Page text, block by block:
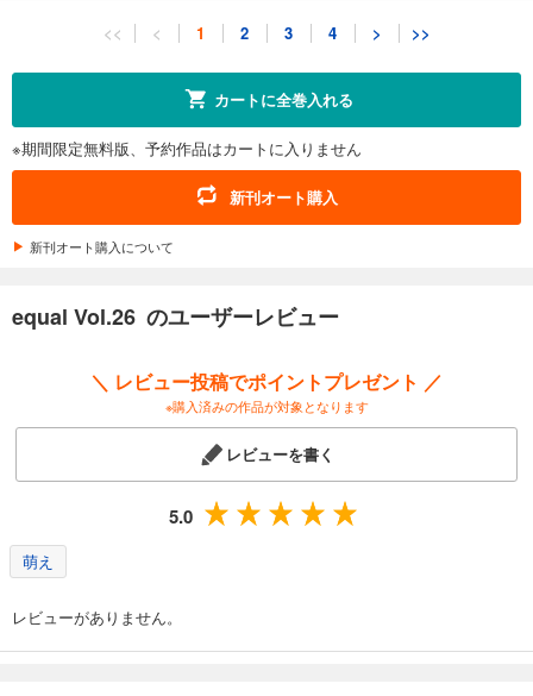
equal vol.106β
カート
試し読み
あらすじを表示する
equal vol.106α
550円 (税込)
あらすじを表示する
660 円 (税込)
あらすじを表示する
equal vol.105α
あらすじを表示する
<< < 1 2 3 4 > >>
カートに全巻入れる
※期間限定無料版、予約作品はカートに入りません
新刊オート購入
新刊オート購入について
equal Vol.26 のユーザーレビュー
＼ レビュー投稿でポイントプレゼント ／
※購入済みの作品が対象となります
レビューを書く
5.0
萌え
レビューがありません。